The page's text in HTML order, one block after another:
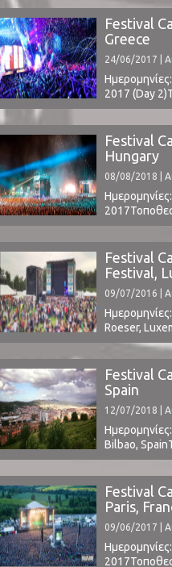
Festival
Greece
24/06/2017 |
2017 (Day
Φάληρο,
μερο) -
Line Up
Chain,
& The Light,
Festival
Hungary
08/08/2018 |
Εισιτηρίου:
and Sons *
Parov Stelar
Larsson *
Festival
Festival,
09/07/2016 |
Roeser,
Bring Me
Gogol
Festival
Spain
12/07/2018 |
Bilbao,
(buy
Lizard
Courts, Alt-
Kimbie, The
Gorillaz,
Bloody
Festival
Paris,
09/06/2017 |